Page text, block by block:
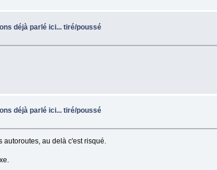
déjà parlé ici... tiré/poussé
déjà parlé ici... tiré/poussé
autoroutes, au delà c'est risqué.